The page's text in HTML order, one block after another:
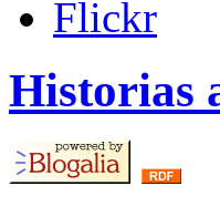
Flickr
Historias